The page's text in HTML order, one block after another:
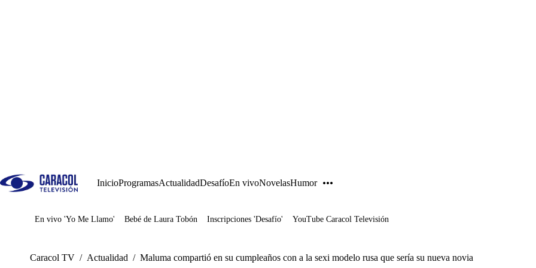
InicioProgramasActualidadDesafíoEn vivoNovelasHumor
Juegos
En vivo 'Yo Me Llamo' Bebé de Laura Tobón Inscripciones 'Desafío' YouTube Caracol Televisión
Caracol TV / Actualidad / Maluma compartió en su cumpleaños con a la sexi modelo rusa que sería su nueva novia